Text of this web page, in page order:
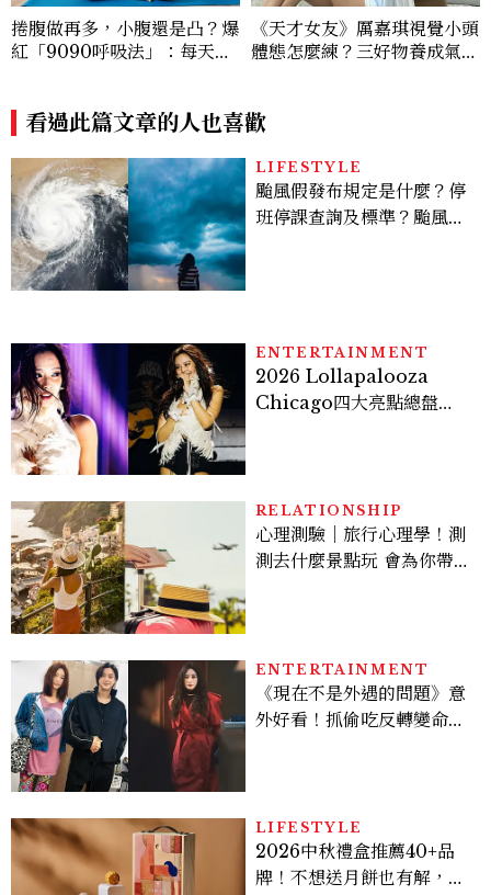
捲腹做再多，小腹還是凸？爆
紅「9090呼吸法」：每天躺
《天才女友》厲嘉琪視覺小頭
體態怎麼練？三好物養成氣血
看過此篇文章的人也喜歡
LIFESTYLE
颱風假發布規定是什麼？停
班停課查詢及標準？颱風假
ENTERTAINMENT
2026 Lollapalooza
Chicago四大亮點總盤
RELATIONSHIP
心理測驗｜旅行心理學！測
測去什麼景點玩 會為你帶來
ENTERTAINMENT
《現在不是外遇的問題》意
外好看！抓偷吃反轉變命
看點懶人包
LIFESTYLE
2026中秋禮盒推薦40+品
牌！不想送月餅也有解，送